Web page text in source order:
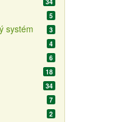
5
systém 3
4
6
18
34
7
2